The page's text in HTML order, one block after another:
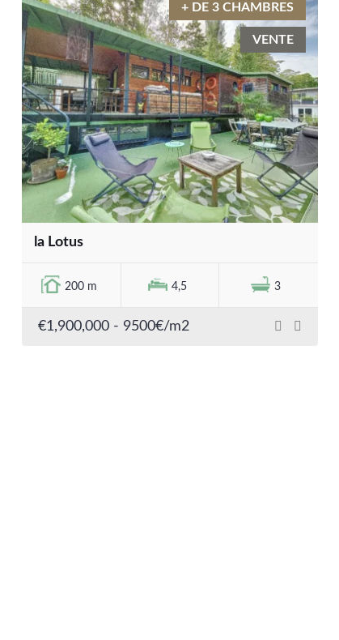
+ DE 3 CHAMBRES
VENTE
la Lotus
200 m 4,5 3
€1,900,000- 9500€/m2